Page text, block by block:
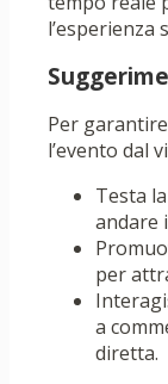
l’esperienza
Per
l’evento dal
Testa
andare
per
a
diretta.